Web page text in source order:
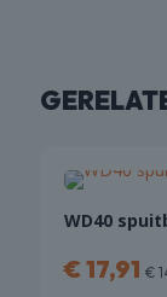
WD40
€17,91 €